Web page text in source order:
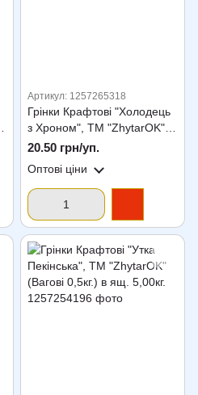
Артикул: 1257265318
Грінки Крафтові "Холодець
з Хроном", ТМ "ZhytarOK"
(70г.)
20.50 грн/уп.
Оптові ціни